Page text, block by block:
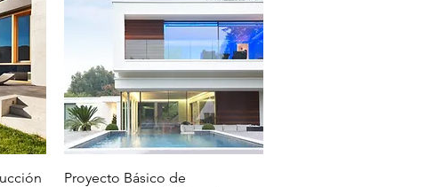
Vista rápida
Proyecto Básico de